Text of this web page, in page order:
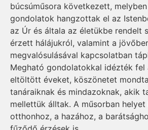
búcsúműsora következett,
gondolatok hangzottak el az
az Úr és általa az életükbe rendelt
érzett hálájukról, valamint a
megvalósulásával kapcsolatban
Megható gondolatokkal idézték fel
eltöltött éveket, köszönetet
tanáraiknak és mindazoknak, akik
mellettük álltak. A műsorban
otthonhoz, a hazához, a